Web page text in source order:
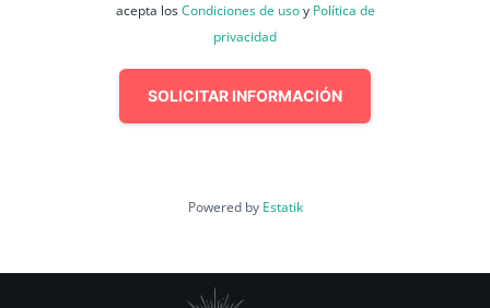
acepta losCondiciones de usoy Política de
privacidad
SOLICITAR INFORMACIÓN
Powered by Estatik